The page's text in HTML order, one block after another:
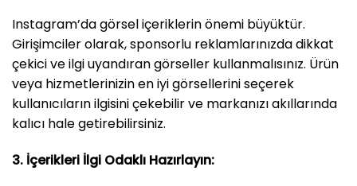
Instagram’da görsel içeriklerin önemi büyüktür.
Girişimciler olarak, sponsorlu reklamlarınızda dikkat
çekici ve ilgi uyandıran görseller kullanmalısınız. Ürün
veya hizmetlerinizin en iyi görsellerini seçerek
kullanıcıların ilgisini çekebilir ve markanızı akıllarında
kalıcı hale getirebilirsiniz.
3. İçerikleri İlgi Odaklı Hazırlayın: